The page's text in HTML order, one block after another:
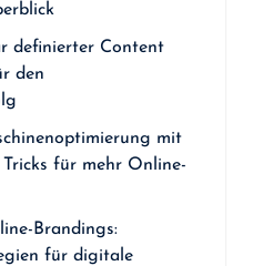
definierter Content
den
mit
Tricks für mehr Online-
Brandings:
für digitale